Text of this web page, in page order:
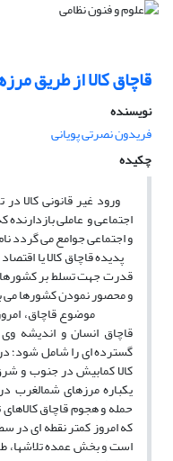
قاچاق کالا از طریق
نویسنده
فریدون نصرتی پویانی
چکیده
ورود غیر قانونی کالا
اجتماعی و عاملی
و اجتماعی جوامع می گردد
پدیده قاچاق کالا یا
قدرت جهت تسلط بر
و محصور نمودن کشورها
موضوع قاچاق، امروزه
قاچاق انسان و اندیشه
گسترده ای را شامل شود؛
کالا کمابیش در جنوب و
یکباره مرزهای شمالغرب
حمله و هجوم قاچاق
که امروز کمتر نقطه ای در
است و بخش عمده تلاشها،